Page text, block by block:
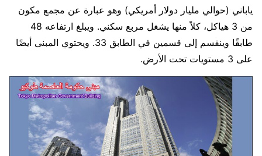
ياباني (حوالي مليار دولار أمريكي) وهو عبارة عن مجمع مكون
من 3 هياكل، كلاً منها يشغل مربع سكني. ويبلغ ارتفاعه 48
طابقًا وينقسم إلى قسمين في الطابق 33. ويحتوي المبنى أيضًا
على 3 مستويات تحت الأرض.